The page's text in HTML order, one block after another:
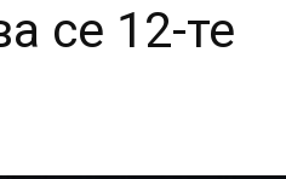
се 12-те